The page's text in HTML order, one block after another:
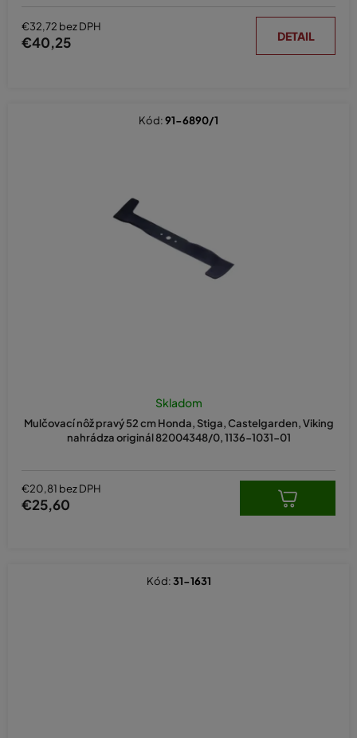
€32,72 bez DPH
€40,25 DETAIL
Mulčovací nôž pravý 52 cm Honda, Stiga, Castelgarden, Viking
nahrádza originál 82004348/0, 1136-1031-01
Skladom
€20,81 bez DPH
€25,60
Kód:91-6890/1
Kód:31-1631